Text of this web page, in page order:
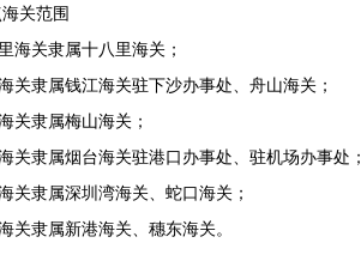
关范围
关隶属十八里海关；
隶属钱江海关驻下沙办事处、舟山海关；
隶属梅山海关；
隶属烟台海关驻港口办事处、驻机场办事处
隶属深圳湾海关、蛇口海关；
隶属新港海关、穗东海关。